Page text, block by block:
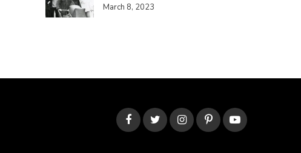
March 8, 2023